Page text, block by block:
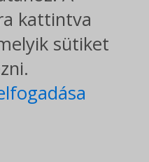
kattintva
sütiket